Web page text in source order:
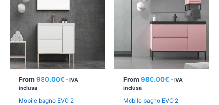
From 980.00€ - IVA
inclusa
Mobile bagno EVO 2
From 980.00€ - IVA
inclusa
Mobile bagno EVO 2